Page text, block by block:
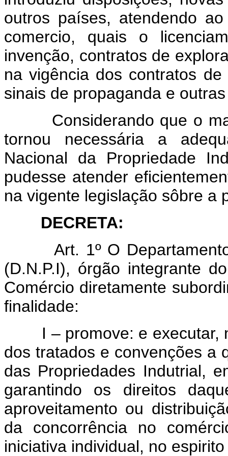
outros países, atendendo
comercio, quais o
invenção, contratos de
na vigência dos contratos
sinais de propaganda e
Considerando que o
tornou necessária a
Nacional da Propriedade
pudesse atender
na vigente legislação sôbre a
DECRETA:
Art. 1º O
(D.N.P.I), órgão integrante
Comércio diretamente
finalidade:
I – promove: e executar,
dos tratados e convenções a
das Propriedades Indutrial,
garantindo os direitos
aproveitamento ou
da concorrência no
iniciativa individual, no